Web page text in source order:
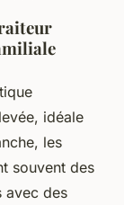
idéale
les
souvent des
avec des